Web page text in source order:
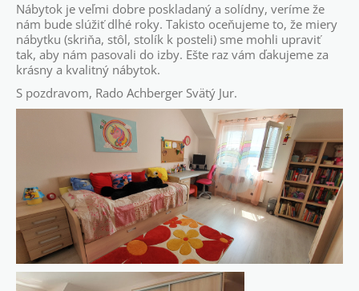
Nábytok je veľmi dobre poskladaný a solídny, veríme že
nám bude slúžiť dlhé roky. Takisto oceňujeme to, že miery
nábytku (skriňa, stôl, stolík k posteli) sme mohli upraviť
tak, aby nám pasovali do izby. Ešte raz vám ďakujeme za
krásny a kvalitný nábytok.
S pozdravom, Rado Achberger Svätý Jur.